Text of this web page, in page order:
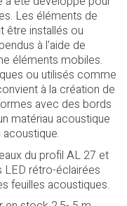
a été développé pour
Les éléments de
être installés ou
à l'aide de
éléments mobiles.
ou utilisés comme
à la création de
avec des bords
matériau acoustique
du profil AL 27 et
LED rétro-éclairées
feuilles acoustiques.